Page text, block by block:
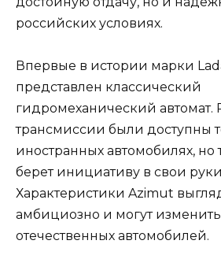
российских условиях.
Впервые в истории марки
представлен классический
гидромеханический автомат.
трансмиссии были доступны
иностранных автомобилях, но
берет инициативу в свои
Характеристики Azimut
амбициозно и могут
отечественных автомобилей.